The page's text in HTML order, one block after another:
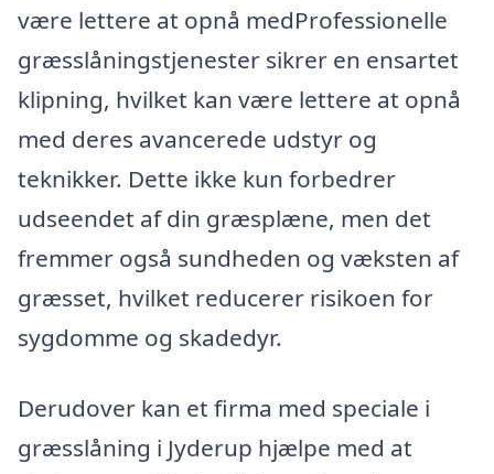
være lettere at opnå medProfessionelle
græsslåningstjenester sikrer en ensartet
klipning, hvilket kan være lettere at opnå
med deres avancerede udstyr og
teknikker. Dette ikke kun forbedrer
udseendet af din græsplæne, men det
fremmer også sundheden og væksten af
græsset, hvilket reducerer risikoen for
sygdomme og skadedyr.
Derudover kan et firma med speciale i
græsslåning i Jyderup hjælpe med at